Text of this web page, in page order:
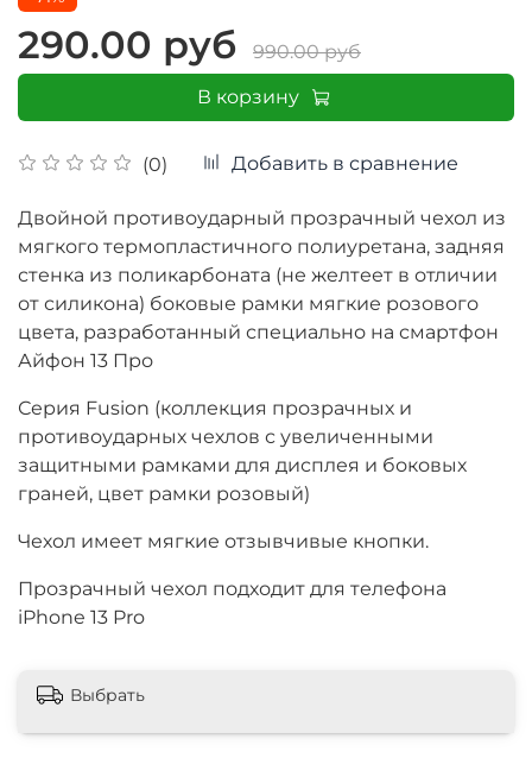
(0) Добавить в сравнение
290.00 руб
990.00 руб
В корзину
Двойной противоударный прозрачный чехол из
мягкого термопластичного полиуретана, задняя
стенка из поликарбоната (не желтеет в отличии
от силикона) боковые рамки мягкие розового
цвета, разработанный специально на смартфон
Айфон 13 Про
Серия Fusion (коллекция прозрачных и
противоударных чехлов с увеличенными
защитными рамками для дисплея и боковых
граней, цвет рамки розовый)
Чехол имеет мягкие отзывчивые кнопки.
Прозрачный чехол подходит для телефона
iPhone 13 Pro
Выбрать